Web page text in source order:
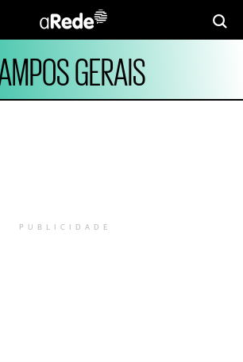
GERAIS
PUBLICIDADE